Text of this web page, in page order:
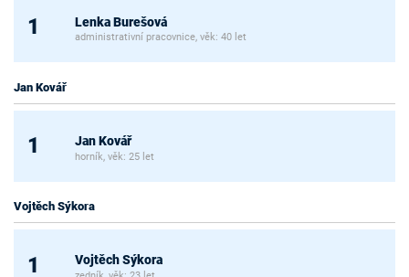
1 Lenka Burešová
administrativní pracovnice, věk: 40 let
Jan Kovář
1 Jan Kovář
horník, věk: 25 let
Vojtěch Sýkora
1 Vojtěch Sýkora